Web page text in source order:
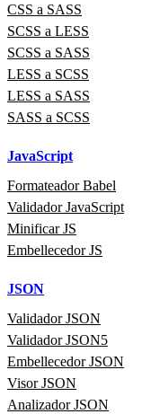
CSS a SASS
SCSS a LESS
SCSS a SASS
LESS a SCSS
LESS a SASS
SASS a SCSS
JavaScript
Formateador Babel
Validador JavaScript
Minificar JS
Embellecedor JS
JSON
Validador JSON
Validador JSON5
Embellecedor JSON
Visor JSON
Analizador JSON